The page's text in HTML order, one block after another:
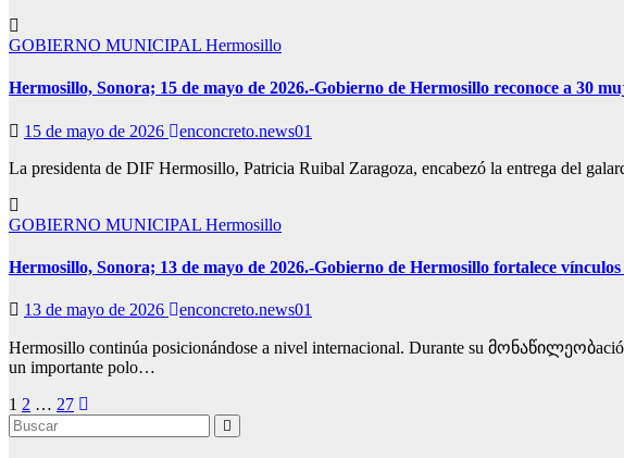
GOBIERNO MUNICIPAL Hermosillo
Hermosillo, Sonora; 15 de mayo de 2026.-Gobierno de Hermosillo reconoce a 30
15 de mayo de 2026
enconcreto.news01
La presidenta de DIF Hermosillo, Patricia Ruibal Zaragoza, encabezó la entrega del
GOBIERNO MUNICIPAL Hermosillo
Hermosillo, Sonora; 13 de mayo de 2026.-Gobierno de Hermosillo fortalece
13 de mayo de 2026 enconcreto.news01
Hermosillo continúa posicionándose a nivel internacional. Durante su
un importante polo…
Paginación
de
1 2 … 27